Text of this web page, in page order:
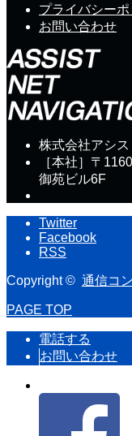
プライバシー
お問い合わせ
株式会社アシ
［本社］〒
御苑ビル6F
Twitter
Facebook
RSS
Copyright © 通信コ
PAGE TOP
電話する
お問い合わせ